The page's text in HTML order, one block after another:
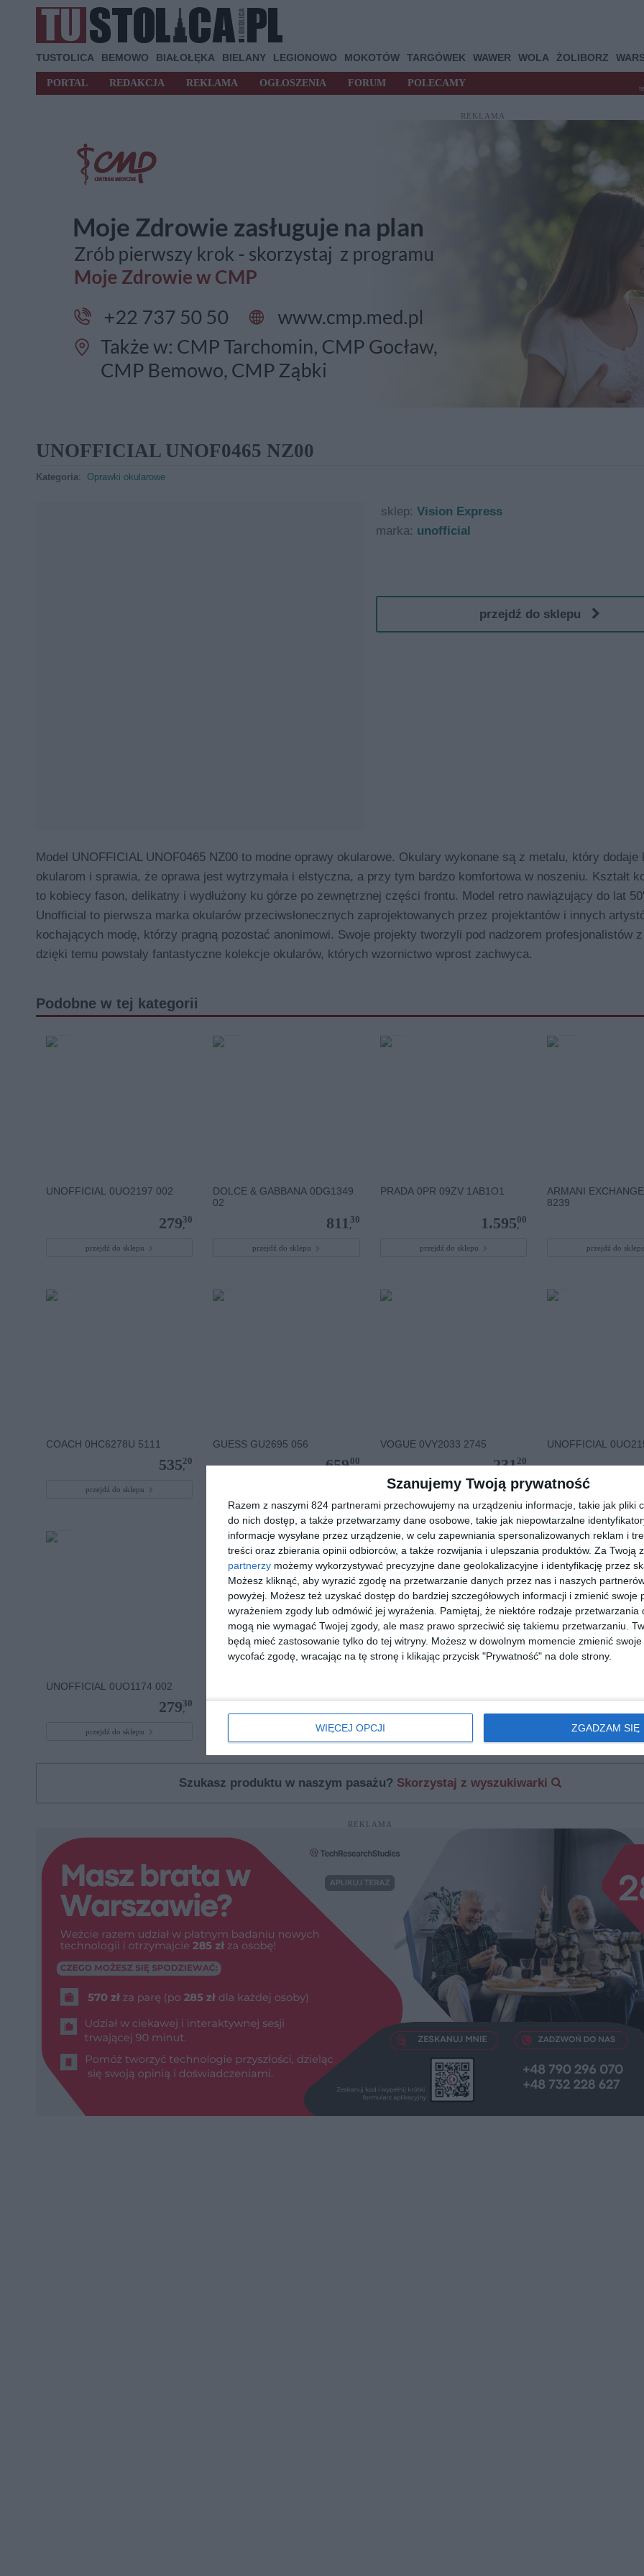
Szanujemy Twoją prywatność
Razem z naszymi 824 partnerami przechowujemy na urządzeniu informacje, takie jak pliki
do nich dostęp, a także przetwarzamy dane osobowe, takie jak niepowtarzalne
informacje wysyłane przez urządzenie, w celu zapewniania spersonalizowanych reklam i
treści oraz zbierania opinii odbiorców, a także rozwijania i ulepszania produktów. Za Twoją
partnerzy możemy wykorzystywać precyzyjne dane geolokalizacyjne i identyfikację przez
Możesz kliknąć, aby wyrazić zgodę na przetwarzanie danych przez nas i naszych
powyżej. Możesz też uzyskać dostęp do bardziej szczegółowych informacji i zmienić swoje
wyrażeniem zgody lub odmówić jej wyrażenia.
Pamiętaj, że niektóre rodzaje przetwarzania
mogą nie wymagać Twojej zgody, ale masz prawo sprzeciwić się takiemu przetwarzaniu.
będą mieć zastosowanie tylko do tej witryny. Możesz w dowolnym momencie zmienić
wycofać zgodę, wracając na tę stronę i klikając przycisk "Prywatność" na dole strony.
WIĘCEJ OPCJI ZGADZAM SIĘ
TUSTOLICA BEMOWO BIAŁOŁĘKA BIELANY LEGIONOWO MOKOTÓW TARGÓWEK WAWER WOLA ŻOLIBORZ
PORTAL REDAKCJA REKLAMA OGŁOSZENIA FORUM POLECAMY
REKLAMA
UNOFFICIAL UNOF0465 NZ00
Kategoria: Oprawki okularowe
sklep: Vision Express
marka: unofficial
przejdź do sklepu
Model UNOFFICIAL UNOF0465 NZ00 to modne oprawy okularowe. Okulary wykonane są z metalu, który dodaje
okularom i sprawia, że oprawa jest wytrzymała i elstyczna, a przy tym bardzo komfortowa w noszeniu. Kształt
to kobiecy fason, delikatny i wydłużony ku górze po zewnętrznej części frontu. Model retro nawiązujący do lat
Unofficial to pierwsza marka okularów przeciwsłonecznych zaprojektowanych przez projektantów i innych
kochających modę, którzy pragną pozostać anonimowi. Swoje projekty tworzyli pod nadzorem profesjonalistów
dzięki temu powstały fantastyczne kolekcje okularów, których wzornictwo wprost zachwyca.
Podobne w tej kategorii
UNOFFICIAL 0UO2197 002
279,
30
przejdź do sklepu
DOLCE & GABBANA 0DG1349
02
811 ,
30
przejdź do sklepu
PRADA 0PR 09ZV 1AB1O1
1.595,
00
przejdź do sklepu
ARMANI
8239
przejdź do
COACH 0HC6278U 5111
535,
20
przejdź do sklepu
GUESS GU2695 056
659,
00
VOGUE 0VY2033 2745
231,
20
przejdź do sklepu
UNOFFICIAL
przejdź do
UNOFFICIAL 0UO1174 002
279,
30
przejdź do sklepu
17940 29900
przejdź do
Szukasz produktu w naszym pasażu? Skorzystaj z wyszukiwarki
REKLAMA